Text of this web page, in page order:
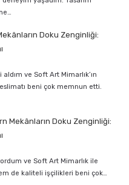
Doku Zenginliği:
ve Soft Art Mimarlık’ın
beni çok memnun etti.
Mekânların Doku Zenginliği:
ve Soft Art Mimarlık ile
de kaliteli işçilikleri beni çok…